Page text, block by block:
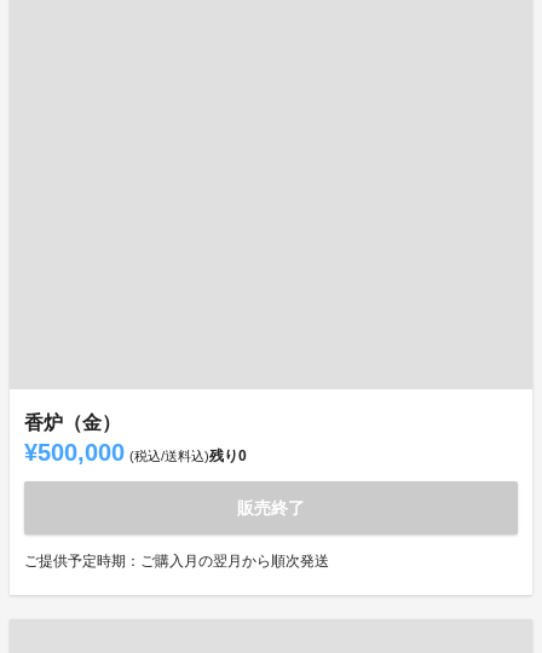
香炉（金）
¥500,000 (税込/送料込)残り0
販売終了
ご提供予定時期：ご購入月の翌月から順次発送